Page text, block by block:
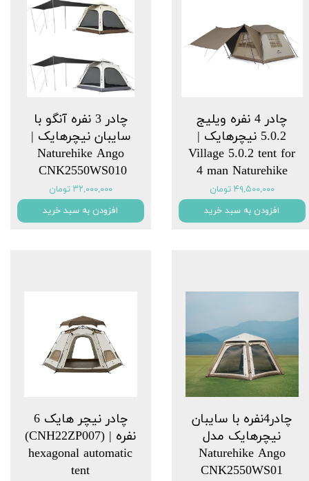
چادر 4 نفره ویلیج
5.0.2 نیچرهایک |
Village 5.0.2 tent for
4 man Naturehike
۴۹,۵۰۰,۰۰۰ تومان
افزودن به سبد خرید
چادر 3 نفره آنگو با
سایبان نیچرهایک |
Naturehike Ango
CNK2550WS010 ‌
۳۲,۰۰۰,۰۰۰ تومان
افزودن به سبد خرید
چادر4نفره با سایبان
نیچرهایک مدل
‏Naturehike Ango
CNK2550WS01
چادر نیچر هایک 6
نفره | (CNH22ZP007)
hexagonal automatic
tent